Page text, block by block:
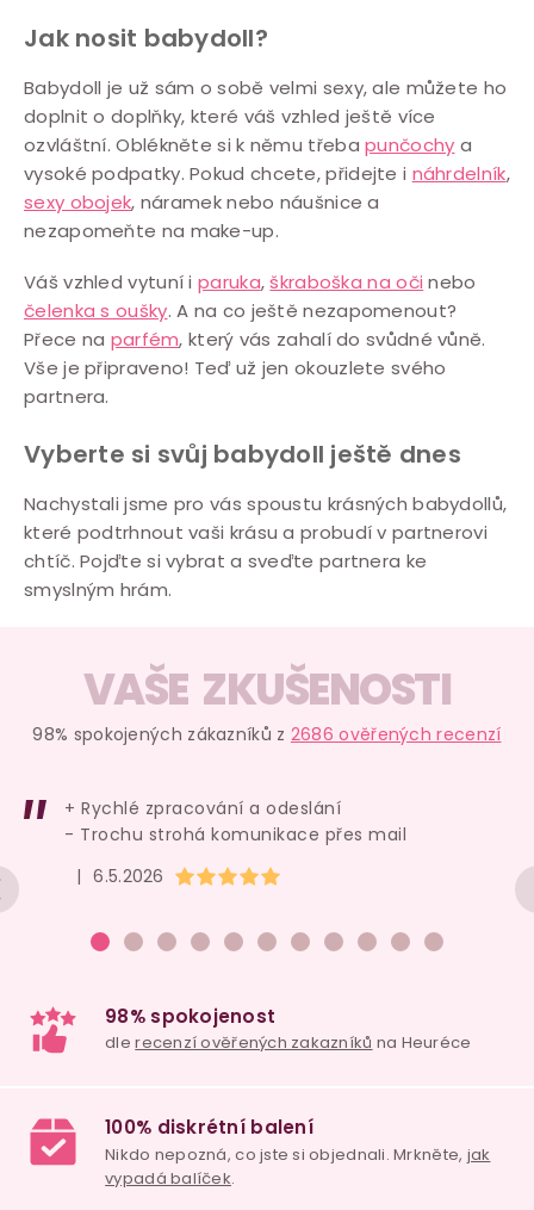
Jak nosit babydoll?
Babydoll je už sám o sobě velmi sexy, ale můžete ho
doplnit o doplňky, které váš vzhled ještě více
ozvláštní. Oblékněte si k němu třebapunčochy a
vysoké podpatky. Pokud chcete, přidejte i náhrdelník,
sexy obojek, náramek nebo náušnice a
nezapomeňte na make-up.
Váš vzhled vytuní i paruka,škraboška na oči nebo
čelenka s oušky. A na co ještě nezapomenout?
Přece na parfém, který vás zahalí do svůdné vůně.
Vše je připraveno! Teď už jen okouzlete svého
partnera.
Vyberte si svůj babydoll ještě dnes
Nachystali jsme pro vás spoustu krásných babydollů,
které podtrhnout vaši krásu a probudí v partnerovi
chtíč. Pojďte si vybrat a sveďte partnera ke
smyslným hrám.
VAŠE ZKUŠENOSTI
98% spokojených zákazníků z 2686 ověřených recenzí
Hodnocení obchodu je 5 z 5 hvězdiček.
| 6.5.2026
+ Rychlé zpracování a odeslání
- Trochu strohá komunikace přes mail